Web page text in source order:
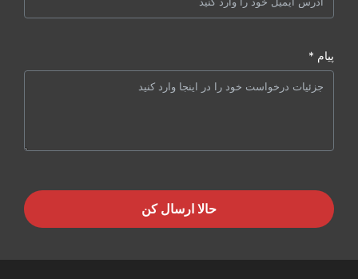
پیام *
حالا ارسال کن